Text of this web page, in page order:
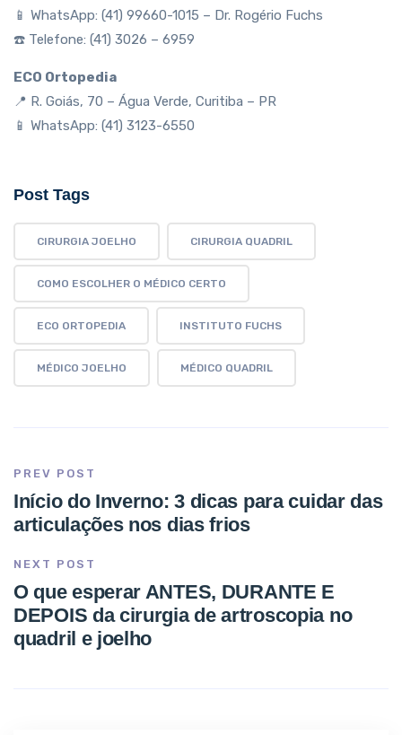
📱 WhatsApp: (41) 99660-1015 – Dr. Rogério Fuchs
☎️ Telefone: (41) 3026 – 6959
ECO Ortopedia
📍 R. Goiás, 70 – Água Verde, Curitiba – PR
📱 WhatsApp: (41) 3123-6550
Post Tags
CIRURGIA JOELHO CIRURGIA QUADRIL
COMO ESCOLHER O MÉDICO CERTO
ECO ORTOPEDIA INSTITUTO FUCHS
MÉDICO JOELHO MÉDICO QUADRIL
PREV POST
Início do Inverno: 3 dicas para cuidar das
articulações nos dias frios
NEXT POST
O que esperar ANTES, DURANTE E
DEPOIS da cirurgia de artroscopia no
quadril e joelho